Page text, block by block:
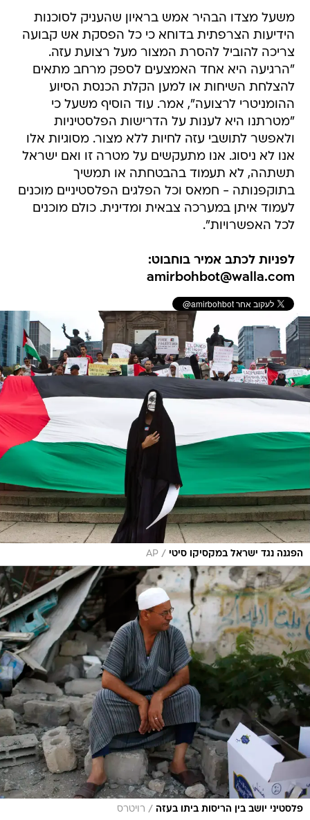
משעל מצדו הבהיר אמש בראיון שהעניק לסוכנות
הידיעות הצרפתית בדוחא כי כל הפסקת אש קבועה
צריכה להוביל להסרת המצור מעל רצועת עזה.
"הרגיעה היא אחד האמצעים לספק מרחב מתאים
להצלחת השיחות או למען הקלת הכנסת הסיוע
ההומניטרי לרצועה", אמר. עוד הוסיף משעל כי
"מטרתנו היא לענות על הדרישות הפלסטיניות
ולאפשר לתושבי עזה לחיות ללא מצור. מסוגיות אלו
אנו לא ניסוג. אנו מתעקשים על מטרה זו ואם ישראל
תשתהה, לא תעמוד בהבטחתה או תמשיך
בתוקפנותה - חמאס וכל הפלגים הפלסטיניים מוכנים
לעמוד איתן במערכה צבאית ומדינית. כולם מוכנים
לכל האפשרויות".
לפניות לכתב אמיר בוחבוט:
amirbohbot@walla.com
הפגנה נגד ישראל במקסיקו סיטי /
AP
פלסטיני יושב בין הריסות ביתו בעזה / רויטרס